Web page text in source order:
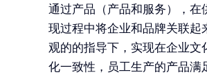
通过产品（产品和服务），在
现过程中将企业和品牌关联起
观的的指导下，实现在企业文
化一致性，员工生产的产品满